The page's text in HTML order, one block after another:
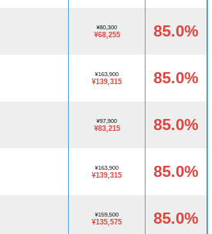
¥80,300
¥68,255 85.0%
¥163,900
¥139,315 85.0%
¥97,900
¥83,215 85.0%
¥163,900
¥139,315 85.0%
¥159,500
¥135,575 85.0%